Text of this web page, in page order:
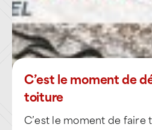
localement, ATTILA
tous types de bâtiments
artisanaux, tertiaires,
touristiques et
des configurations de
le territoire.
L’agence intervient
C’est le moment de
toiture
C’est le moment de faire
[...]